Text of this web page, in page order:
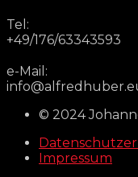
Tel:
+49/176/63343593
e-Mail:
© 2024
Impressum